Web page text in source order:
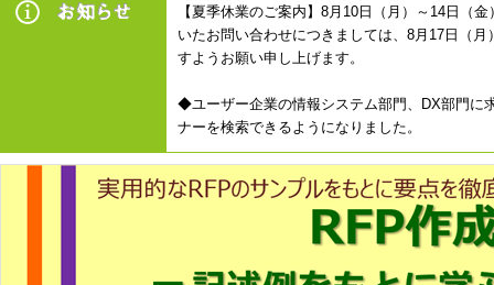
【夏季休業のご案内】8月10日（月）～14日（
いたお問い合わせにつきましては、8月17日（
すようお願い申し上げます。
◆ユーザー企業の情報システム部門、DX部門に
ナーを検索できるようになりました。